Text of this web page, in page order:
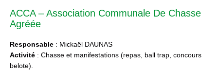
ACCA – Association Communale De Chasse
Agréée
Responsable : Mickaël DAUNAS
Activité : Chasse et manifestations (repas, ball trap, concours
belote).